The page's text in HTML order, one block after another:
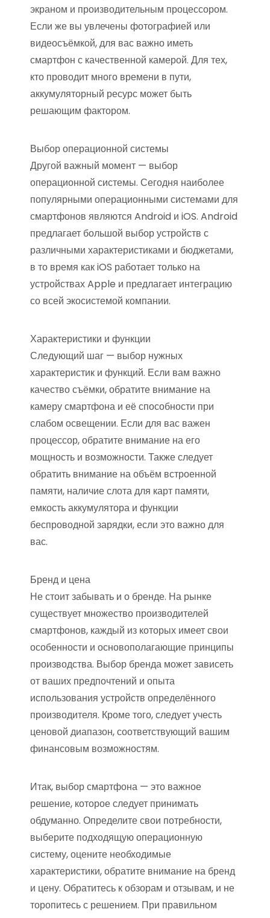
экраном и производительным процессором.
Если же вы увлечены фотографией или
видеосъёмкой, для вас важно иметь
смартфон с качественной камерой. Для тех,
кто проводит много времени в пути,
аккумуляторный ресурс может быть
решающим фактором.
Выбор операционной системы
Другой важный момент — выбор
операционной системы. Сегодня наиболее
популярными операционными системами для
смартфонов являются Android и iOS. Android
предлагает большой выбор устройств с
различными характеристиками и бюджетами,
в то время как iOS работает только на
устройствах Apple и предлагает интеграцию
со всей экосистемой компании.
Характеристики и функции
Следующий шаг — выбор нужных
характеристик и функций. Если вам важно
качество съёмки, обратите внимание на
камеру смартфона и её способности при
слабом освещении. Если для вас важен
процессор, обратите внимание на его
мощность и возможности. Также следует
обратить внимание на объём встроенной
памяти, наличие слота для карт памяти,
емкость аккумулятора и функции
беспроводной зарядки, если это важно для
вас.
Бренд и цена
Не стоит забывать и о бренде. На рынке
существует множество производителей
смартфонов, каждый из которых имеет свои
особенности и основополагающие принципы
производства. Выбор бренда может зависеть
от ваших предпочтений и опыта
использования устройств определённого
производителя. Кроме того, следует учесть
ценовой диапазон, соответствующий вашим
финансовым возможностям.
Итак, выбор смартфона — это важное
решение, которое следует принимать
обдуманно. Определите свои потребности,
выберите подходящую операционную
систему, оцените необходимые
характеристики, обратите внимание на бренд
и цену. Обратитесь к обзорам и отзывам, и не
торопитесь с решением. При правильном